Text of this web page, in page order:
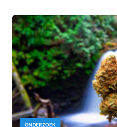
ONDERZOEK